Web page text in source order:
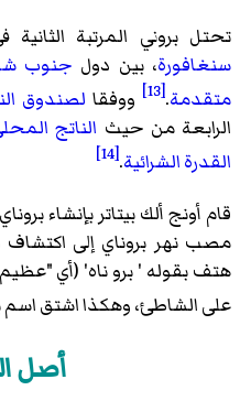
تحتل بروني المرتبة الثانية
سنغافورة، بين دول جنوب
متقدمة.
[13] ووفقا لصندوق
الرابعة من حيث الناتج
القدرة الشرائية.
[14]
قام أونج ألك بيتاتر بإنشاء
مصب نهر بروناي إلى اكتشاف
هتف بقوله ' برو ناه' (أي
على الشاطئ، وهكذا اشتق اسم
أصل